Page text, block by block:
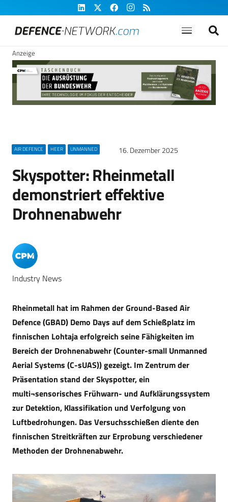
Anzeige
AIR DEFENCE HEER UNMANNED 16. Dezember 2025
Skyspotter: Rheinmetall
demonstriert effektive
Drohnenabwehr
Industry News
Rheinmetall hat im Rahmen der Ground-Based Air
Defence (GBAD) Demo Days auf dem Schießplatz im
finnischen Lohtaja erfolgreich seine Fähigkeiten im
Bereich der Drohnenabwehr (Counter-small Unmanned
Aerial Systems (C-sUAS)) gezeigt. Im Zentrum der
Präsentation stand der Skyspotter, ein
multi¬sensorisches Frühwarn- und Aufklärungssystem
zur Detektion, Klassifikation und Verfolgung von
Luftbedrohungen. Das Versuchsschießen diente den
finnischen Streitkräften zur Erprobung verschiedener
Methoden der Drohnenabwehr.